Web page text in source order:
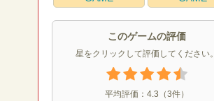
このゲームの評価
星をクリックして評価してください。
平均評価： 4.3 （3件）